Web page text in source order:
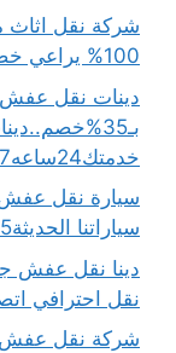
شركة نقل اثاث
100% يراعي خصوصية رحلتك وأغراضك
دينات نقل عفش
خدمتك24ساعه7ايام
سيارة نقل
سياراتنا الحديثة15%خصم فوري..اتصل بنا
نقل احترافي